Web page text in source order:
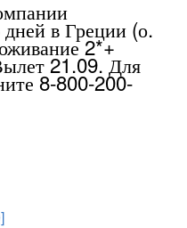
в Греции (о.
2*+
21.09. Для
8-800-200-